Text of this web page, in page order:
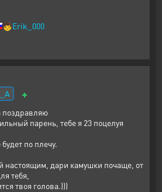
🧒Erik_000
+
поздравляю
парень, тебе я 23 поцелуя
по плечу.
настоящим, дари камушки почаще, от
тебя,
твоя голова.)))